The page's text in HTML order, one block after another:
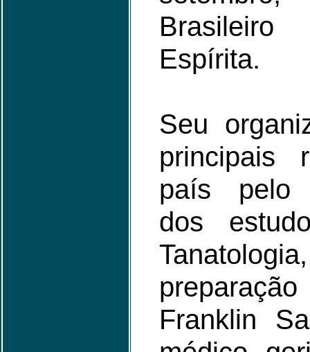
Brasileiro
Espírita.
Seu
principais
país pelo
dos
Franklin